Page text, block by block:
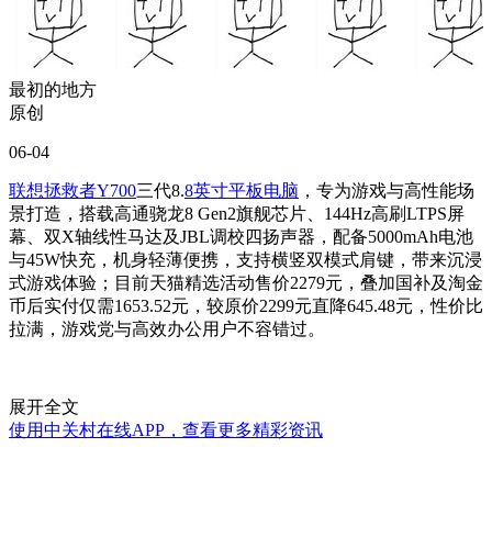
最初的地方
原创
06-04
联想拯救者Y700三代8.8英寸平板电脑 ，专为游戏与高性能场
景打造，搭载高通骁龙8 Gen2旗舰芯片、144Hz高刷LTPS屏
幕、双X轴线性马达及JBL调校四扬声器，配备5000mAh电池
与45W快充，机身轻薄便携，支持横竖双模式肩键，带来沉浸
式游戏体验；目前天猫精选活动售价2279元，叠加国补及淘金
币后实付仅需1653.52元，较原价2299元直降645.48元，性价比
拉满，游戏党与高效办公用户不容错过。
展开全文
使用中关村在线APP，查看更多精彩资讯